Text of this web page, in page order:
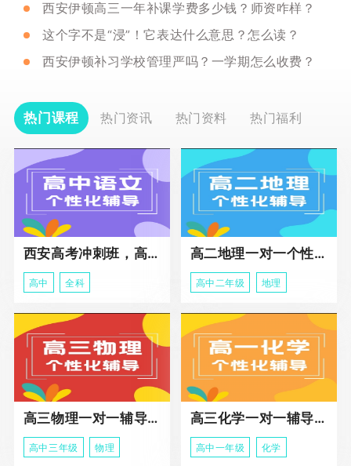
西安伊顿高三一年补课学费多少钱？师资咋样？
这个字不是“浸”！它表达什么意思？怎么读？
西安伊顿补习学校管理严吗？一学期怎么收费？
热门课程 热门资讯 热门资料 热门福利
西安高考冲刺班，高三全科辅导
高中 全科
高二地理一对一个性化冲刺辅导课程
高中二年级 地理
高三物理一对一辅导课程
高中三年级 物理
高三化学一对一辅导课程
高中一年级 化学